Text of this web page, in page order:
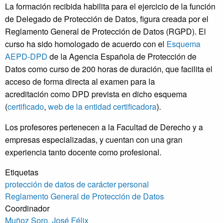
La formación recibida habilita para el ejercicio de la función
de Delegado de Protección de Datos, figura creada por el
Reglamento General de Protección de Datos (RGPD). El
curso ha sido homologado de acuerdo con el Esquema
AEPD-DPD de la Agencia Española de Protección de
Datos como curso de 200 horas de duración, que facilita el
acceso de forma directa al examen para la
acreditación como DPD prevista en dicho esquema
(certificado, web de la entidad certificadora).
Los profesores pertenecen a la Facultad de Derecho y a
empresas especializadas, y cuentan con una gran
experiencia tanto docente como profesional.
Etiquetas
protección de datos de carácter personal
Reglamento General de Protección de Datos
Coordinador
Muñoz Soro, José Félix